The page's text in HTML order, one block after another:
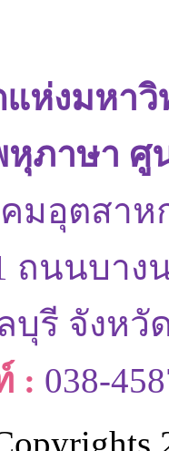
แห่งมหา
ภาษา ศู
มอุตสาห
ถนนบาง
บุรี จังห
: 038-